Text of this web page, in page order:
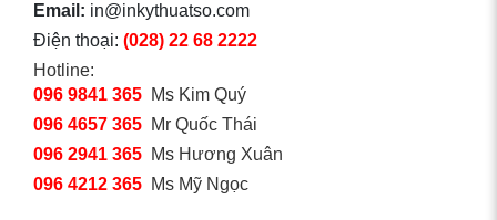
Email: in@inkythuatso.com
Điện thoại: (028) 22 68 2222
Hotline:
096 9841 365 Ms Kim Quý
096 4657 365 Mr Quốc Thái
096 2941 365 Ms Hương Xuân
096 4212 365 Ms Mỹ Ngọc